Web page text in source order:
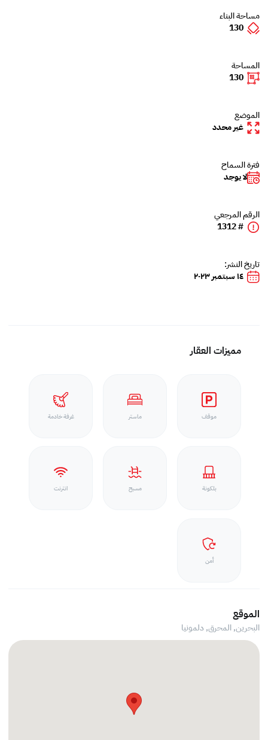
مساحة البناء
130
المساحة
130
الموضع
غير محدد
فترة السماح
لا يوجد
الرقم المرجعي
# 1312
تاريخ النشر:
١٤ سبتمبر ٢٠٢٣
مميزات العقار
موقف ماستر غرفة خادمة
بلكونة مسبح انترنت
أمن
الموقع
البحرين, المحرق, دلمونيا